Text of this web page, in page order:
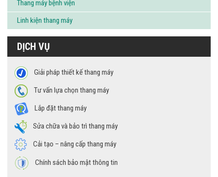
Thang máy bệnh viện
Linh kiện thang máy
DỊCH VỤ
Giải pháp thiết kế thang máy
Tư vấn lựa chọn thang máy
Lắp đặt thang máy
Sửa chữa và bảo trì thang máy
Cải tạo – nâng cấp thang máy
Chính sách bảo mật thông tin